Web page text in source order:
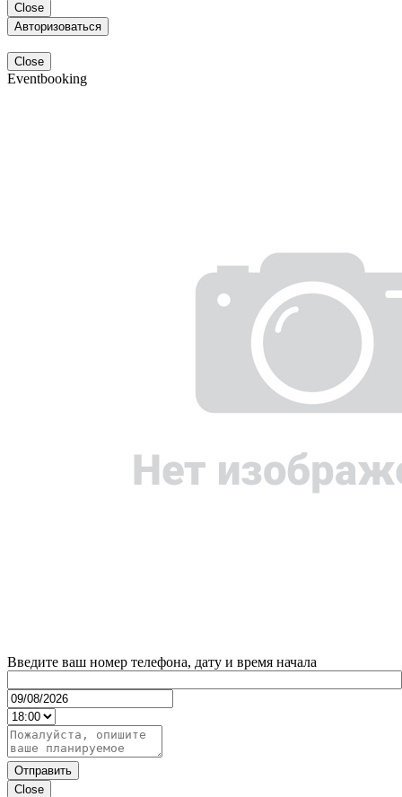
Close
Авторизоваться
Close
Eventbooking
Введите ваш номер телефона, дату и время начала
Отправить
Close